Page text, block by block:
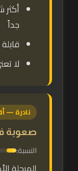
أكثر
جداً
لا
نادرة —
صعوبة
النسبة: